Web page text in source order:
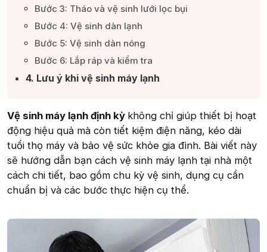
Bước 3: Tháo và vệ sinh lưới lọc bụi​
Bước 4: Vệ sinh dàn lạnh​
Bước 5: Vệ sinh dàn nóng​
Bước 6: Lắp ráp và kiểm tra​
4. Lưu ý khi vệ sinh máy lạnh​
Vệ sinh máy lạnh định kỳ không chỉ giúp thiết bị hoạt
động hiệu quả mà còn tiết kiệm điện năng, kéo dài
tuổi thọ máy và bảo vệ sức khỏe gia đình. Bài viết này
sẽ hướng dẫn bạn cách vệ sinh máy lạnh tại nhà một
cách chi tiết, bao gồm chu kỳ vệ sinh, dụng cụ cần
chuẩn bị và các bước thực hiện cụ thể.